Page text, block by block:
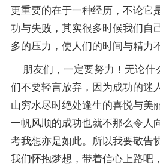
更重要的在于一种经历，不论它
功与失败，其实很多时候我们自
多的压力，使人们的时间与精力
朋友们，一定要努力！无论什
们不要轻言放弃，因为成功的迷
山穷水尽时绝处逢生的喜悦与美
一帆风顺的成功也就不那么令人
考我想亦是如此。所以我要敬告
我们怀抱梦想，带着信心上路吧